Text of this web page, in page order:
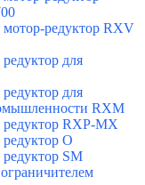
редуктор RXV
для
для
RXМ
RXP-MX
О
SM